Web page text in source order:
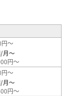
円～
月～
円～
円～
月～
円～